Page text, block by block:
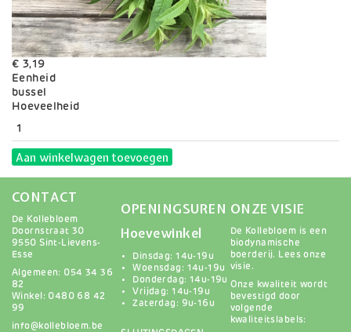
€ 3,19
Eenheid
bussel
Variaties
Hoeveelheid
Aan winkelwagen toevoegen
CONTACT
De Kollebloem
Doornstraat 30
9550 Sint-Lievens-
Esse
Algemeen: 054 34 36
82
Winkel: 0480 68 42
99
info@kollebloem.be
OPENINGSUREN
Hoevewinkel
Dinsdag: 14u-19u
Woensdag: 14u-19u
Donderdag: 14u-19u
Vrijdag: 14u-19u
Zaterdag: 9u-16u
ONZE VISIE
De Kollebloem is een
biodynamische
boerderij. Lees onze
visie.
Onze kwaliteit wordt
bevestigd door
volgende
kwaliteitslabels: